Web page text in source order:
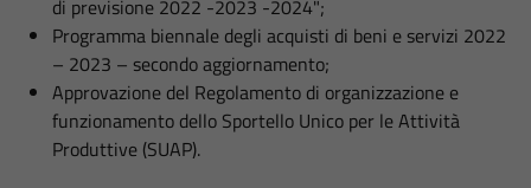
di previsione 2022 -2023 -2024";
Programma biennale degli acquisti di beni e servizi 2022
– 2023 – secondo aggiornamento;
Approvazione del Regolamento di organizzazione e
funzionamento dello Sportello Unico per le Attività
Produttive (SUAP).